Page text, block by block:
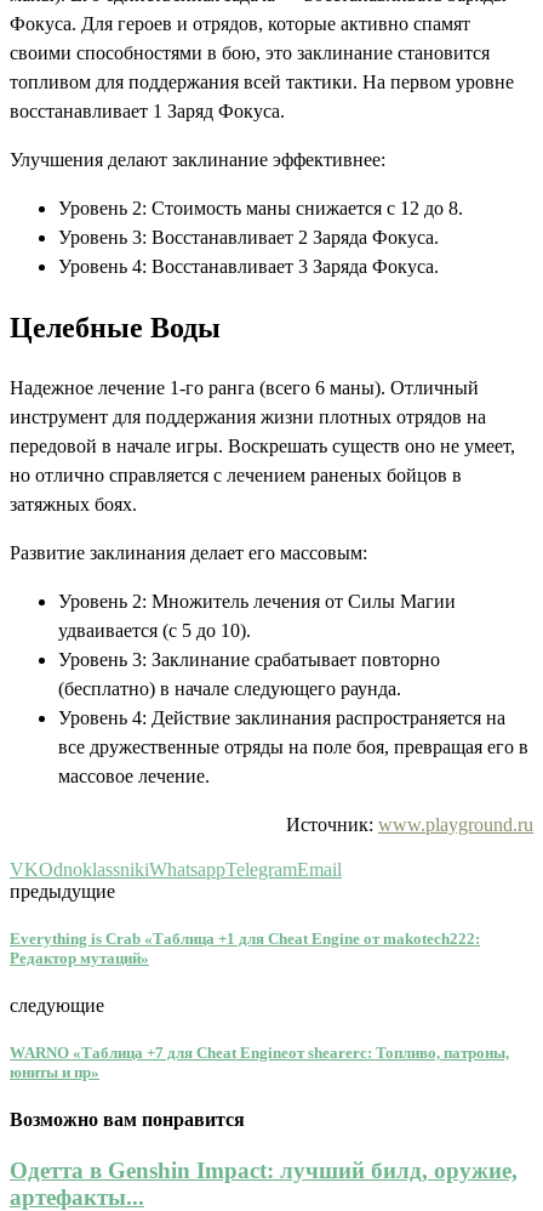
Фокуса. Для героев и отрядов, которые активно спамят
своими способностями в бою, это заклинание становится
топливом для поддержания всей тактики. На первом уровне
восстанавливает 1 Заряд Фокуса.
Улучшения делают заклинание эффективнее:
Уровень 2: Стоимость маны снижается с 12 до 8.
Уровень 3: Восстанавливает 2 Заряда Фокуса.
Уровень 4: Восстанавливает 3 Заряда Фокуса.
Целебные Воды
Надежное лечение 1-го ранга (всего 6 маны). Отличный
инструмент для поддержания жизни плотных отрядов на
передовой в начале игры. Воскрешать существ оно не умеет,
но отлично справляется с лечением раненых бойцов в
затяжных боях.
Развитие заклинания делает его массовым:
Уровень 2: Множитель лечения от Силы Магии
удваивается (с 5 до 10).
Уровень 3: Заклинание срабатывает повторно
(бесплатно) в начале следующего раунда.
Уровень 4: Действие заклинания распространяется на
все дружественные отряды на поле боя, превращая его в
массовое лечение.
Источник: www.playground.ru
VKOdnoklassnikiWhatsappTelegramEmail
предыдущие
Everything is Crab «Таблица +1 для Cheat Engine от makotech222:
Редактор мутаций»
следующие
WARNO «Таблица +7 для Cheat Engineот shearerc: Топливо, патроны,
юниты и пр»
Возможно вам понравится
Одетта в Genshin Impact: лучший билд, оружие,
артефакты...